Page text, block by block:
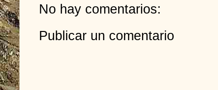
No hay comentarios:
Publicar un comentario